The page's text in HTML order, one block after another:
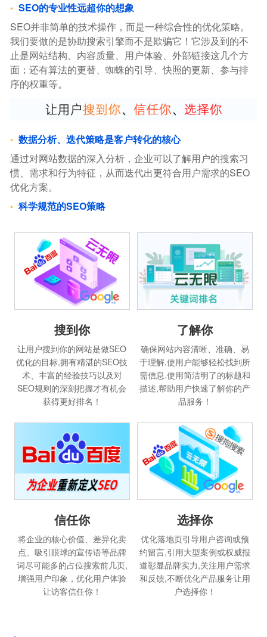
SEO的专业性远超你的想象
SEO并非简单的技术操作，而是一种综合性的优化策略。
我们要做的是协助搜索引擎而不是欺骗它！它涉及到的不
止是网站结构、内容质量、用户体验、外部链接这几个方
面；还有算法的更替、蜘蛛的引导、快照的更新、参与排
序的权重等。
数据分析、迭代策略是客户转化的核心
通过对网站数据的深入分析，企业可以了解用户的搜索习
惯、需求和行为特征，从而迭代出更符合用户需求的SEO
优化方案。
科学规范的SEO策略
搜到你
让用户搜到你的网站是做SEO
优化的目标,拥有精湛的SEO技
术、丰富的经验技巧以及对
SEO规则的深刻把握才有机会
获得更好排名！
了解你
确保网站内容清晰、准确、易
于理解,使用户能够轻松找到所
需信息.使用简洁明了的标题和
描述,帮助用户快速了解你的产
品服务！
信任你
将企业的核心价值、差异化卖
点、吸引眼球的宣传语等品牌
词尽可能多的占位搜索前几页,
增强用户印象，优化用户体验
让访客信任你！
选择你
优化落地页引导用户咨询或预
约留言,引用大型案例或权威报
道彰显品牌实力,关注用户需求
和反馈,不断优化产品服务让用
户选择你！